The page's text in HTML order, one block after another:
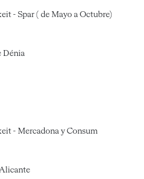
- Spar ( de Mayo a Octubre)
Dénia
- Mercadona y Consum